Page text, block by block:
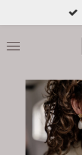
direct
naar